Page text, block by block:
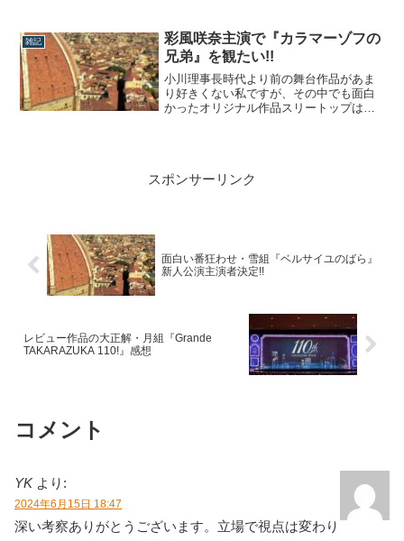
ル。鮮烈なR＆Bディーバとしてデビュー
しながら、より内省的に、より歌謡曲的
に変化していく彼女の芸風にファンはと
ま...
雑記
彩風咲奈主演で『カラマーゾフの
兄弟』を観たい!!
小川理事長時代より前の舞台作品があま
り好きくない私ですが、その中でも面白
かったオリジナル作品スリートップは、
夏希主演の別箱公演『カラマーゾフの兄
スポンサーリンク
面白い番狂わせ・雪組『ベルサイユのばら』
新人公演主演者決定!!
レビュー作品の大正解・月組『Grande
TAKARAZUKA 110!』感想
コメント
YK より:
2024年6月15日 18:47
深い考察ありがとうございます。立場で視点は変わり